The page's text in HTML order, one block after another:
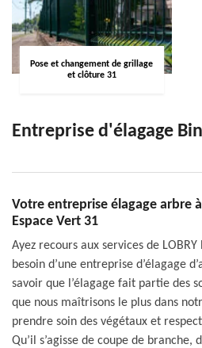
Pose et changement de grillage
et clôture 31
Entreprise d'élagage
Votre entreprise élagage arbre à
Espace Vert 31
Ayez recours aux services de
besoin d’une entreprise d’élagage
savoir que l’élagage fait partie des
que nous maîtrisons le plus dans
prendre soin des végétaux et
Qu’il s’agisse de coupe de branche,